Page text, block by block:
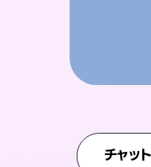
チャッ